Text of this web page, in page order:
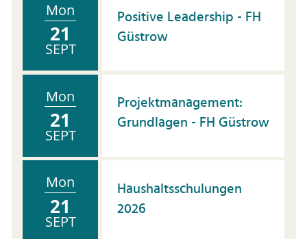
Mon
21
SEPT
Positive Leadership - FH
Güstrow
Mon
21
SEPT
Projektmanagement:
Grundlagen - FH Güstrow
Mon
21
SEPT
Haushaltsschulungen
2026